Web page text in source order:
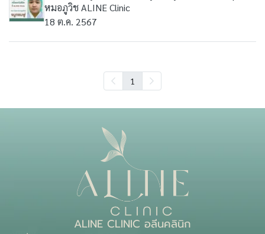
หมอภูวิช ALINE Clinic
18 ต.ค. 2567
1
ALINE CLINIC อลีนคลินิก